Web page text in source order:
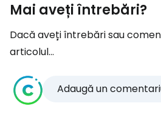
Mai aveți întrebări?
Dacă aveți întrebări sau
articolul...
Adaugă un